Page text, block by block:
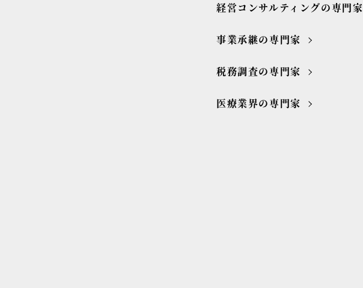
経営コンサルティングの専門家
事業承継の専門家
税務調査の専門家
医療業界の専門家